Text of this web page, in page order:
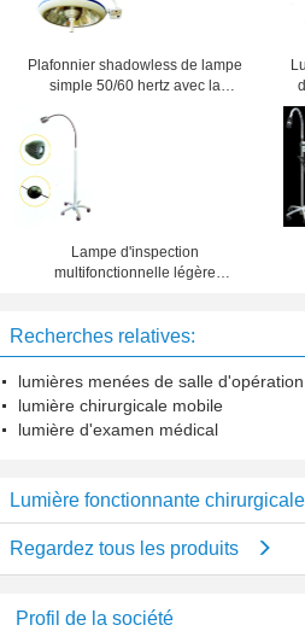
Plafonnier shadowless de lampe
simple 50/60 hertz avec la
Lampe d'inspection
multifonctionnelle légère
Recherches relatives:
lumières menées de salle d'opération
lumière chirurgicale mobile
lumière d'examen médical
Lumière fonctionnante chirurgicale
Regardez tous les produits
Profil de la société